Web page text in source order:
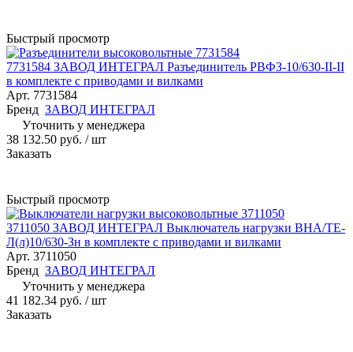
Быстрый просмотр
7731584 ЗАВОД ИНТЕГРАЛ Разъединитель РВФЗ-10/630-II-II
в комплекте с приводами и вилками
Арт. 7731584
Бренд ЗАВОД ИНТЕГРАЛ
Уточнить у менеджера
38 132.50 руб. / шт
Заказать
Быстрый просмотр
3711050 ЗАВОД ИНТЕГРАЛ Выключатель нагрузки ВНА/ТЕ-
Л(л)10/630-Зн в комплекте с приводами и вилками
Арт. 3711050
Бренд ЗАВОД ИНТЕГРАЛ
Уточнить у менеджера
41 182.34 руб. / шт
Заказать